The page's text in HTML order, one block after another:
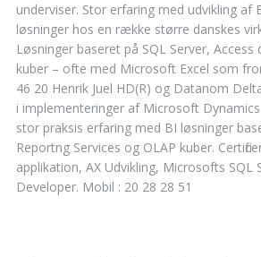
underviser. Stor erfaring med udvikling af
løsninger hos en række større danskes
Løsninger baseret på SQL Server, Access
kuber – ofte med Microsoft Excel som
46 20 Henrik Juel HD(R) og Datanom
i implementeringer af Microsoft Dynamics
stor praksis erfaring med BI løsninger
Reportng Services og OLAP kuber.
applikation, AX Udvikling, Microsofts SQL
Developer. Mobil : 20 28 28 51